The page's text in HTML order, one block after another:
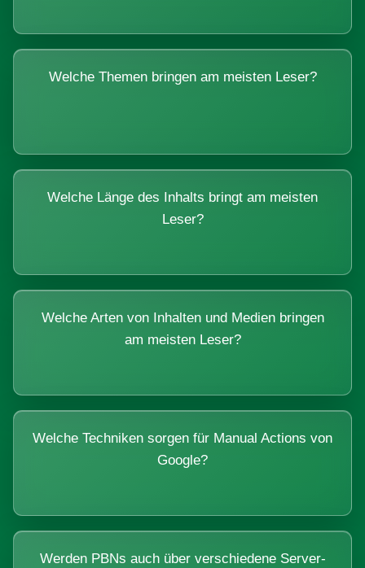
Welche Themen bringen am meisten Leser?
Welche Länge des Inhalts bringt am meisten
Leser?
Welche Arten von Inhalten und Medien bringen
am meisten Leser?
Welche Techniken sorgen für Manual Actions von
Google?
Werden PBNs auch über verschiedene Server-